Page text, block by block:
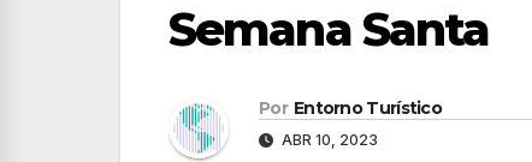
Semana Santa
Por Entorno Turístico
ABR 10, 2023